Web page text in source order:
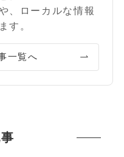
、ローカルな情報
す。
一覧へ